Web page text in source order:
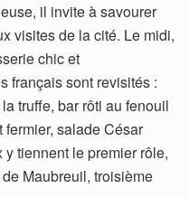
il invite à savourer
visites de la cité. Le midi,
chic et
français sont revisités :
truffe, bar rôti au fenouil
salade César
tiennent le premier rôle,
Maubreuil, troisième